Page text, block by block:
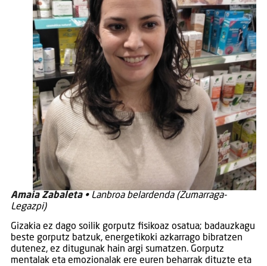
Amaia Zabaleta• Lanbroa belardenda (Zumarraga-
Legazpi)
Gizakia ez dago soilik gorputz fisikoaz osatua; badauzkagu
beste gorputz batzuk, energetikoki azkarrago bibratzen
dutenez, ez ditugunak hain argi sumatzen. Gorputz
mentalak eta emozionalak ere euren beharrak dituzte eta